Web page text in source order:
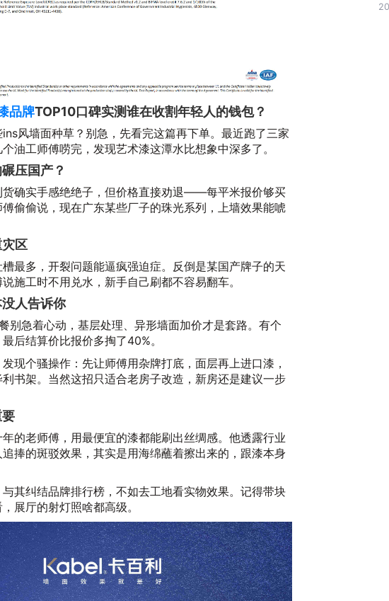
品牌TOP10口碑实测谁在收割年轻人的钱包？
风墙面种草？别急，先看完这篇再下单。最近跑了三家
油工师傅唠完，发现艺术漆这潭水比想象中深多了。
压国产？
货确实手感绝绝子，但价格直接劝退——每平米报价够买
偷偷说，现在广东某些厂子的珠光系列，上墙效果能唬
区
最多，开裂问题能逼疯强迫症。反倒是某国产牌子的天
施工时不用兑水，新手自己刷都不容易翻车。
人告诉你
别急着心动，基层处理、异形墙面加价才是套路。有个
后结算价比报价多掏了40%。
现个骚操作：先让师傅用杂牌打底，面层再上进口漆，
书架。当然这招只适合老房子改造，新房还是建议一步
的老师傅，用最便宜的漆都能刷出丝绸感。他透露行业
捧的斑驳效果，其实是用海绵蘸着擦出来的，跟漆本身
其纠结品牌排行榜，不如去工地看实物效果。记得带块
展厅的射灯照啥都高级。